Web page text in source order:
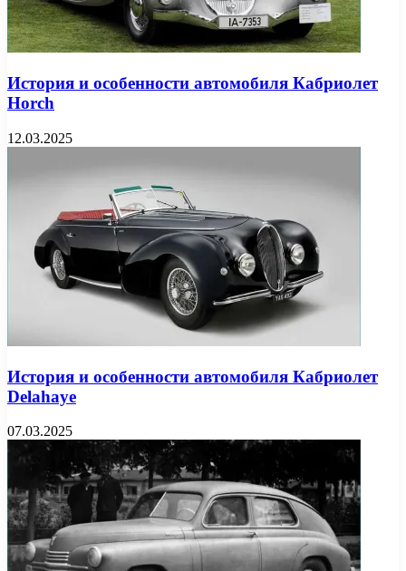
История и особенности автомобиля Кабриолет
Horch
12.03.2025
История и особенности автомобиля Кабриолет
Delahaye
07.03.2025